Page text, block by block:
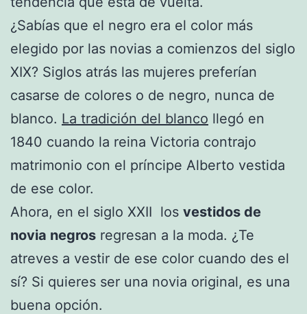
¿Sabías que el negro era el color más
elegido por las novias a comienzos del siglo
XIX? Siglos atrás las mujeres preferían
casarse de colores o de negro, nunca de
blanco. La tradición del blanco llegó en
1840 cuando la reina Victoria contrajo
matrimonio con el príncipe Alberto vestida
de ese color.
Ahora, en el siglo XXII los vestidos de
novia negros regresan a la moda. ¿Te
atreves a vestir de ese color cuando des el
sí? Si quieres ser una novia original, es una
buena opción.